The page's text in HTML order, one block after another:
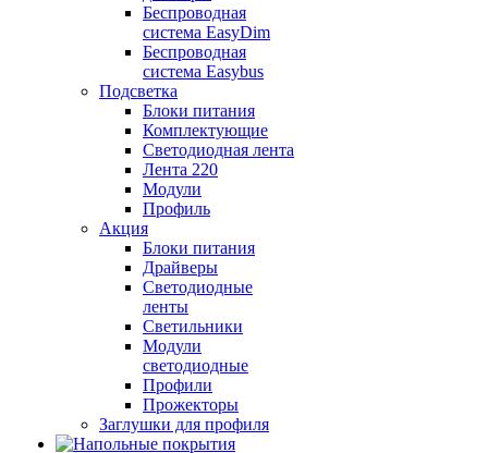
Беспроводная
система EasyDim
Беспроводная
система Easybus
Подсветка
Блоки питания
Комплектующие
Светодиодная лента
Лента 220
Модули
Профиль
Акция
Блоки питания
Драйверы
Светодиодные
ленты
Светильники
Модули
светодиодные
Профили
Прожекторы
Заглушки для профиля